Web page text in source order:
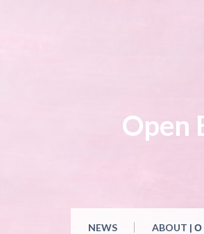
Open
NEWS ABOUT |